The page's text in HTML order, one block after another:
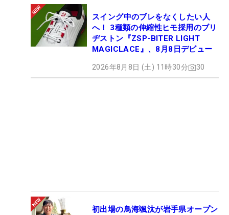
スイング中のブレをなくしたい人
へ！ 3種類の伸縮性ヒモ採用のブリ
ヂストン『ZSP-BITER LIGHT
MAGICLACE』、8月8日デビュー
2026年8月8日 (土) 11時30分 30
初出場の鳥海颯汰が岩手県オープン